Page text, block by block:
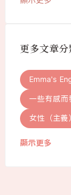
更多文章分
Emma's
一些有感而
女性（主義
顯示更多